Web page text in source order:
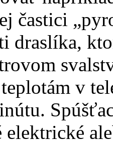
častici
draslíka,
v